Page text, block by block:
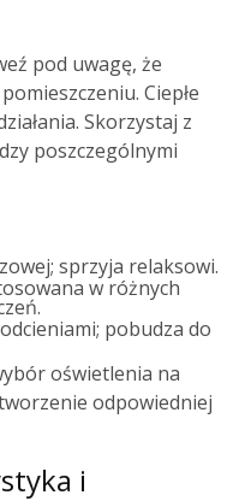
pod uwagę, że
Ciepłe
Skorzystaj z
poszczególnymi
sprzyja relaksowi.
w różnych
pobudza do
oświetlenia na
odpowiedniej
i